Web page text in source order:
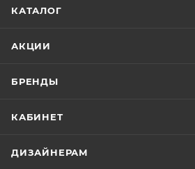
КАТАЛОГ
АКЦИИ
БРЕНДЫ
КАБИНЕТ
ДИЗАЙНЕРАМ